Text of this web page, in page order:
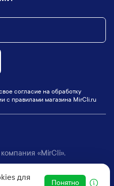
согласие на обработку
с правилами магазина MirCli.ru
«MirCli».
для
Понятно